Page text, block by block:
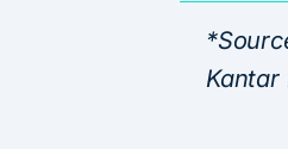
Kantar